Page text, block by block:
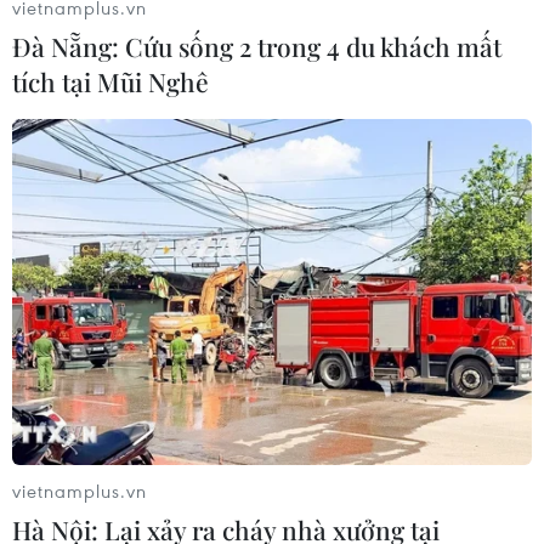
TIN LIÊN QUAN
vietnamplus.vn
Đà Nẵng: Cứu sống 2 trong 4 du khách mất
tích tại Mũi Nghê
vietnamplus.vn
Hà Nội: Lại xảy ra cháy nhà xưởng tại